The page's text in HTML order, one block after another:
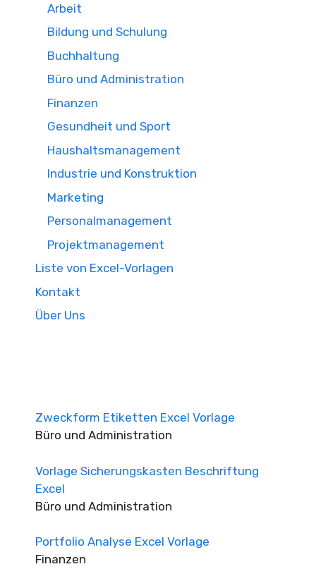
Arbeit
Bildung und Schulung
Buchhaltung
Büro und Administration
Finanzen
Gesundheit und Sport
Haushaltsmanagement
Industrie und Konstruktion
Marketing
Personalmanagement
Projektmanagement
Liste von Excel-Vorlagen
Kontakt
Über Uns
Zweckform Etiketten Excel Vorlage
Büro und Administration
Vorlage Sicherungskasten Beschriftung
Excel
Büro und Administration
Portfolio Analyse Excel Vorlage
Finanzen